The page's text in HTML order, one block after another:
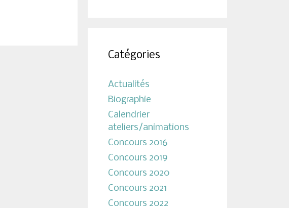
Catégories
Actualités
Biographie
Calendrier
ateliers/animations
Concours 2016
Concours 2019
Concours 2020
Concours 2021
Concours 2022